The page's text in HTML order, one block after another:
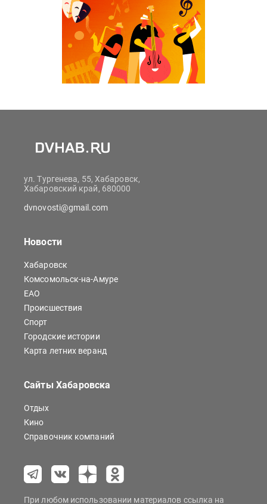
ул. Тургенева, 55, Хабаровск,
Хабаровский край, 680000
dvnovosti@gmail.com
Новости
Хабаровск
Комсомольск-на-Амуре
ЕАО
Происшествия
Спорт
Городские истории
Карта летних веранд
Сайты Хабаровска
Отдых
Кино
Справочник компаний
При любом использовании материалов ссылка на